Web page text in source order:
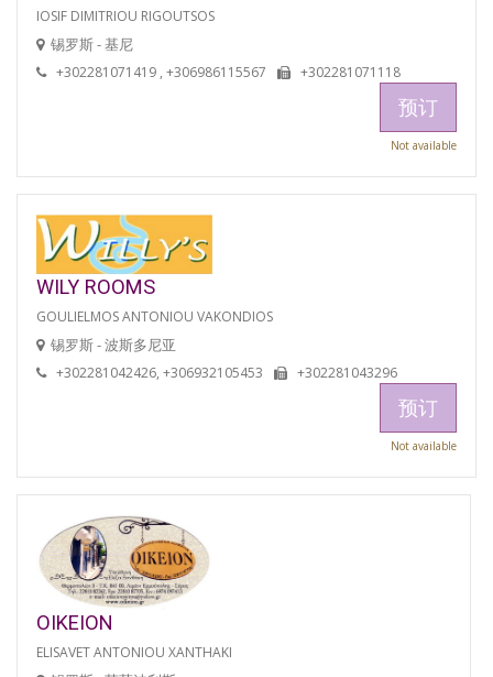
IOSIF DIMITRIOU RIGOUTSOS
锡罗斯 - 基尼
+302281071419 , +306986115567 +302281071118
预订
Not available
WILY ROOMS
GOULIELMOS ANTONIOU VAKONDIOS
锡罗斯 - 波斯多尼亚
+302281042426, +306932105453 +302281043296
预订
Not available
OIKEION
ELISAVET ANTONIOU XANTHAKI